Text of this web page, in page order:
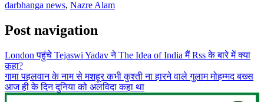
darbhanga news, Nazre Alam
Post navigation
London पहुंचे Tejaswi Yadav ने The Idea of India मैं Rss के बारे में क्या
कहा?
गामा पहलवान के नाम से मशहूर कभी कुश्ती ना हारने वाले गुलाम मोहम्मद बख्स
आज ही के दिन दुनिया को अलविदा कहा था